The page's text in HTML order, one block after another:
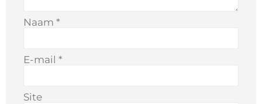
Naam *
E-mail *
Site